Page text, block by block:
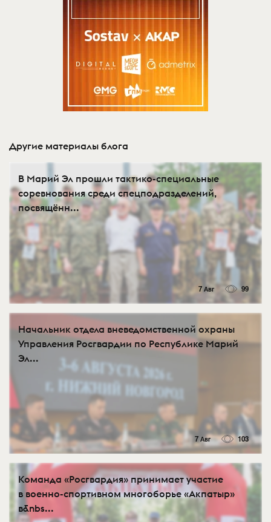
Другие материалы блога
В Марий Эл прошли тактико-специальные
соревнования среди спецподразделений,
посвящённ...
7 Авг 99
Начальник отдела вневедомственной охраны
Управления Росгвардии по Республике Марий
Эл...
7 Авг 103
Команда «Росгвардия» принимает участие
в военно-спортивном многоборье «Акпатыр»
в&nbs...